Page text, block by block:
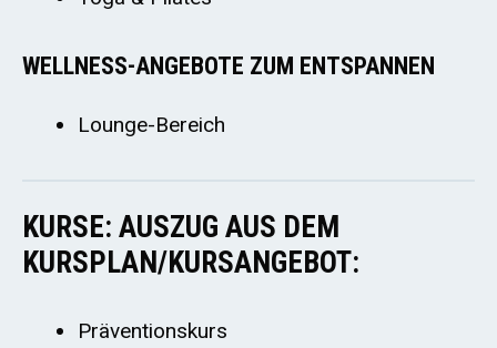
WELLNESS-ANGEBOTE ZUM ENTSPANNEN
Lounge-Bereich
KURSE: AUSZUG AUS DEM
KURSPLAN/KURSANGEBOT:
Präventionskurs